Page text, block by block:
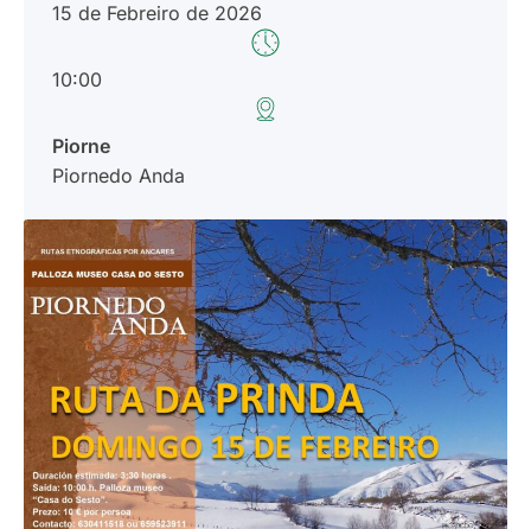
15 de Febreiro de 2026
10:00
Piorne
Piornedo Anda